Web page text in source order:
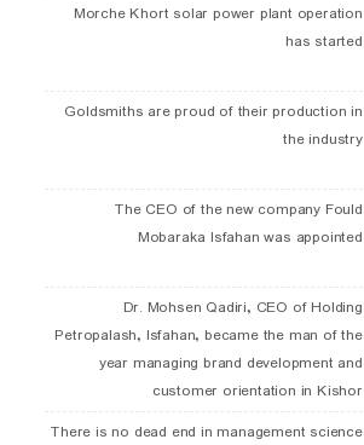
Morche Khort solar power plant operation
has started
Goldsmiths are proud of their production in
the industry
The CEO of the new company Fould
Mobaraka Isfahan was appointed
Dr. Mohsen Qadiri, CEO of Holding
Petropalash, Isfahan, became the man of the
year managing brand development and
customer orientation in Kishor
There is no dead end in management science